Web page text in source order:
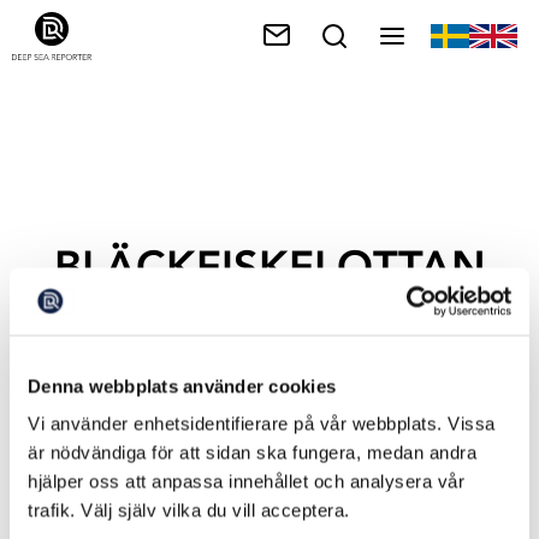
Denna webbplats använder cookies
Vi använder enhetsidentifierare på vår webbplats. Vissa
är nödvändiga för att sidan ska fungera, medan andra
hjälper oss att anpassa innehållet och analysera vår
trafik. Välj själv vilka du vill acceptera.
BLÄCKFISKFLOTTAN